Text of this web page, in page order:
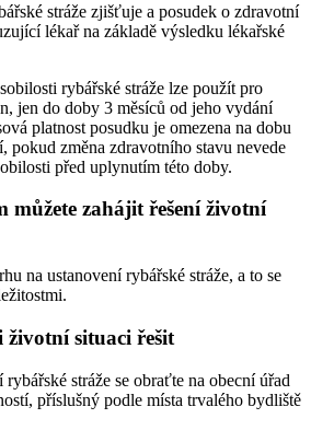
stráže zjišťuje a posudek o zdravotní
lékař na základě výsledku lékařské
rybářské stráže lze použít pro
jen do doby 3 měsíců od jeho vydání
platnost posudku je omezena na dobu
pokud změna zdravotního stavu nevede
před uplynutím této doby.
můžete zahájit řešení životní
na ustanovení rybářské stráže, a to se
životní situaci řešit
rybářské stráže se obraťte na obecní úřad
příslušný podle místa trvalého bydliště